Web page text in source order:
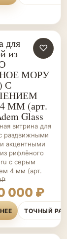
НА ЗАКАЗ
♡
для
из
МОРУ
С
ММ (арт.
Glass
витрина для
раздвижными
акцентными
рифлёного
с серым
4 мм (арт.
000 ₽
ТОЧНЫЙ